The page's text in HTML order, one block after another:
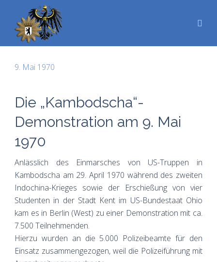
9. Mai 1970
Die „Kambodscha“-
Demonstration am 9. Mai
1970
Anlässlich des Einmarsches von US-Truppen in
Kambodscha am 29. April 1970 während des zweiten
Indochina-Krieges sowie der Erschießung von vier
Studenten in der Stadt Kent im US-Bundestaat Ohio
kam es in Berlin (West) zu einer Demonstration mit ca.
7.500 Teilnehmenden.
Hierzu wurden an die 5.000 Polizeibeamte für den
Einsatz zusammengezogen, weil die Polizeiführung mit